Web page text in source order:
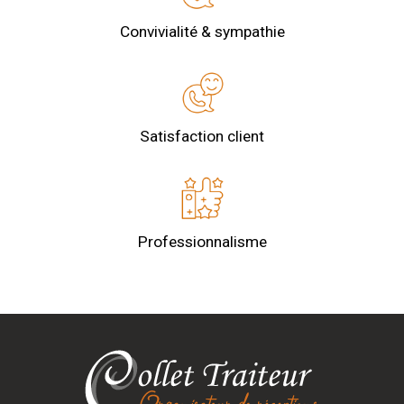
Convivialité & sympathie
Satisfaction client
Professionnalisme